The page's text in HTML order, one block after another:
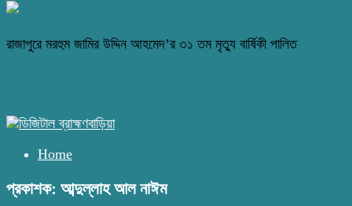
রাজাপুরে মরহুম জামির উদ্দিন আহমেদ’র ৩১ তম মৃত্যু বার্ষিকী পালিত
Home
প্রকাশক: আব্দুল্লাহ আল নাঈম